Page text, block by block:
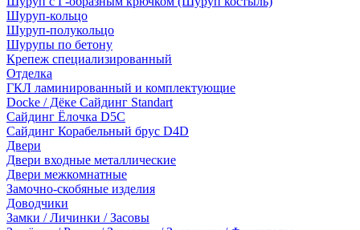
Шуруп-кольцо
Шуруп-полукольцо
Шурупы по бетону
Крепеж специализированный
Отделка
ГКЛ ламинированный и комплектующие
Docke / Дёке Сайдинг Standart
Сайдинг Ёлочка D5C
Сайдинг Корабельный брус D4D
Двери
Двери входные металлические
Двери межкомнатные
Замочно-скобяные изделия
Доводчики
Замки / Личинки / Засовы